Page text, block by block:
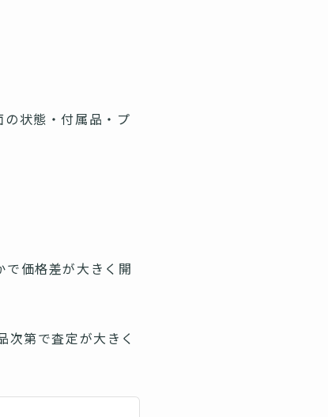
状態・付属品・プ
で価格差が大きく開
次第で査定が大きく